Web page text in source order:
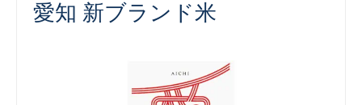
愛知 新ブランド米